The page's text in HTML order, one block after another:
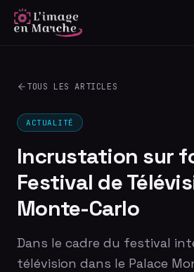
TOUS LES ARTICLES
ACTUALITÉ
Incrustation sur
Festival de
Monte-Carlo
Dans le cadre du festival
télévision dans le Palace